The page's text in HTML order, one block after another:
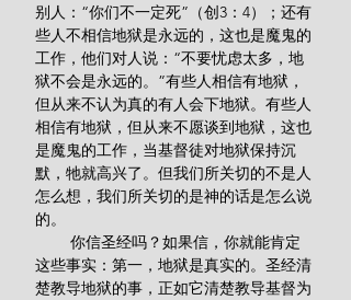
别人：“你们不一定死”（创3：4）；还有
些人不相信地狱是永远的，这也是魔鬼的
工作，他们对人说：“不要忧虑太多，地
狱不会是永远的。”有些人相信有地狱，
但从来不认为真的有人会下地狱。有些人
相信有地狱，但从来不愿谈到地狱，这也
是魔鬼的工作，当基督徒对地狱保持沉
默，牠就高兴了。但我们所关切的不是人
怎么想，我们所关切的是神的话是怎么说
的。
这些事实：第一，地狱是真实的。圣经清
楚教导地狱的事，正如它清楚教导基督为